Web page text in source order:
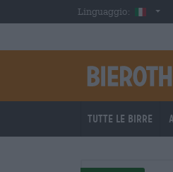
Skip to main contentLinguaggio:
Tutte le birre